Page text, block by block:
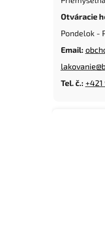
Otváracie
Pondelok -
Email:
Tel. č.: +421